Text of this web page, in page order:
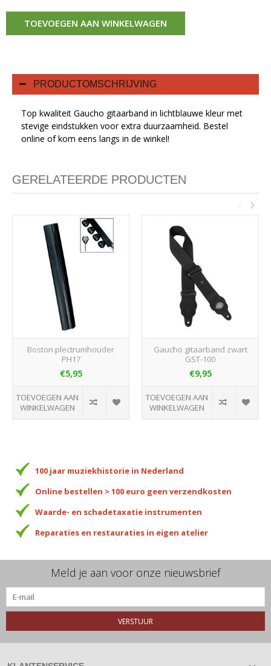
TOEVOEGEN AAN WINKELWAGEN
PRODUCTOMSCHRIJVING
Top kwaliteit Gaucho gitaarband in lichtblauwe kleur met
stevige eindstukken voor extra duurzaamheid. Bestel
online of kom eens langs in de winkel!
GERELATEERDE PRODUCTEN
Boston plectrumhouder
PH17
€5,95
TOEVOEGEN AAN
WINKELWAGEN
Gaucho gitaarband zwart
GST-100
€9,95
TOEVOEGEN AAN
WINKELWAGEN
100 jaar muziekhistorie in Nederland
Online bestellen > 100 euro geen verzendkosten
Waarde- en schadetaxatie instrumenten
Reparaties en restauraties in eigen atelier
Meld je aan voor onze nieuwsbrief
VERSTUUR